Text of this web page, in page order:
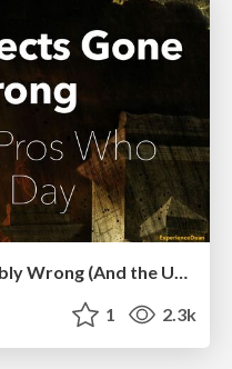
Digital Projects Gone Horribly Wrong (And the UX Pros Who Still Save the Day) - Dean Schuster
1 2.3k